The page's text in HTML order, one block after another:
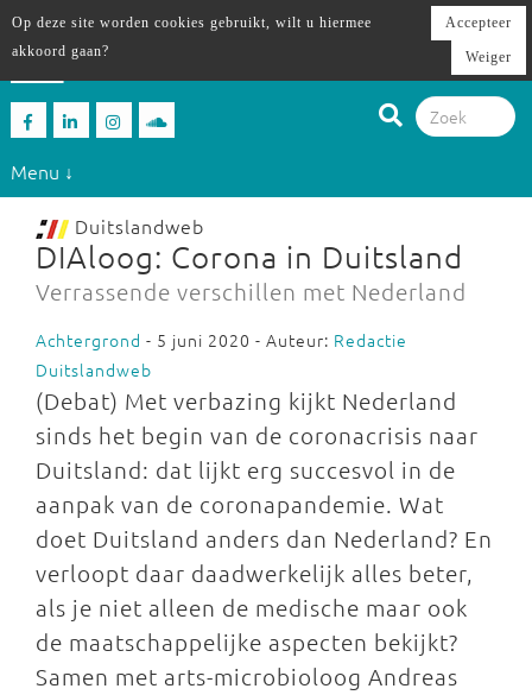
Menu ↓
Duitslandweb
DIAloog: Corona in Duitsland
Verrassende verschillen met Nederland
Achtergrond - 5 juni 2020 - Auteur: Redactie
Duitslandweb
(Debat) Met verbazing kijkt Nederland
sinds het begin van de coronacrisis naar
Duitsland: dat lijkt erg succesvol in de
aanpak van de coronapandemie. Wat
doet Duitsland anders dan Nederland? En
verloopt daar daadwerkelijk alles beter,
als je niet alleen de medische maar ook
de maatschappelijke aspecten bekijkt?
Samen met arts-microbioloog Andreas
Op deze site worden cookies gebruikt, wilt u hiermee
akkoord gaan?
Accepteer
Weiger